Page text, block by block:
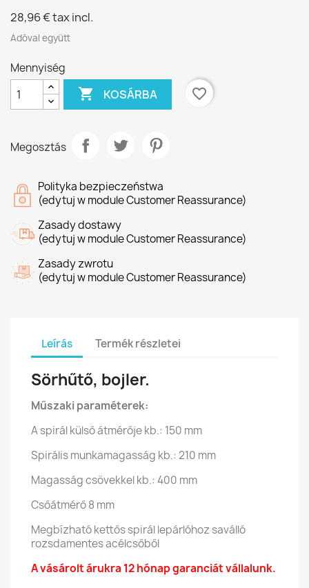
28,96 €tax incl.
Adóval együtt
Mennyiség
 KOSÁRBA favorite_border
Megosztás
Polityka bezpieczeństwa
(edytuj w module Customer Reassurance)
Zasady dostawy
(edytuj w module Customer Reassurance)
Zasady zwrotu
(edytuj w module Customer Reassurance)
Leírás Termék részletei
Sörhűtő, bojler.
Műszaki paraméterek:
A spirál külső átmérője kb.: 150 mm
Spirális munkamagasság kb.: 210 mm
Magasság csövekkel kb.: 400 mm
Csőátmérő 8 mm
Megbízható kettős spirál lepárlóhoz saválló
rozsdamentes acélcsőből
A vásárolt árukra 12 hónap garanciát vállalunk.